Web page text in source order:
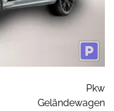
Pkw
Geländewagen